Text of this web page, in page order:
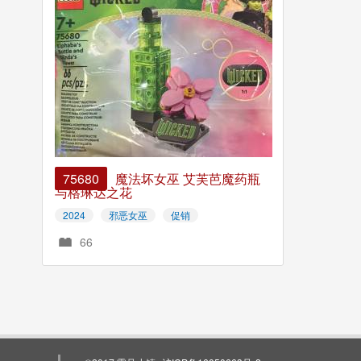
75680 魔法坏女巫 艾芙芭魔药瓶
与格琳达之花
2024 邪恶女巫 促销
66